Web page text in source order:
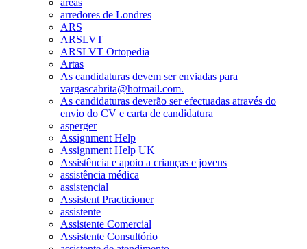
arredores de Londres
ARS
ARSLVT
ARSLVT Ortopedia
Artas
As candidaturas devem ser enviadas para
vargascabrita@hotmail.com.
As candidaturas deverão ser efectuadas através do
envio do CV e carta de candidatura
asperger
Assignment Help
Assignment Help UK
Assistência e apoio a crianças e jovens
assistência médica
assistencial
Assistent Practicioner
assistente
Assistente Comercial
Assistente Consultório